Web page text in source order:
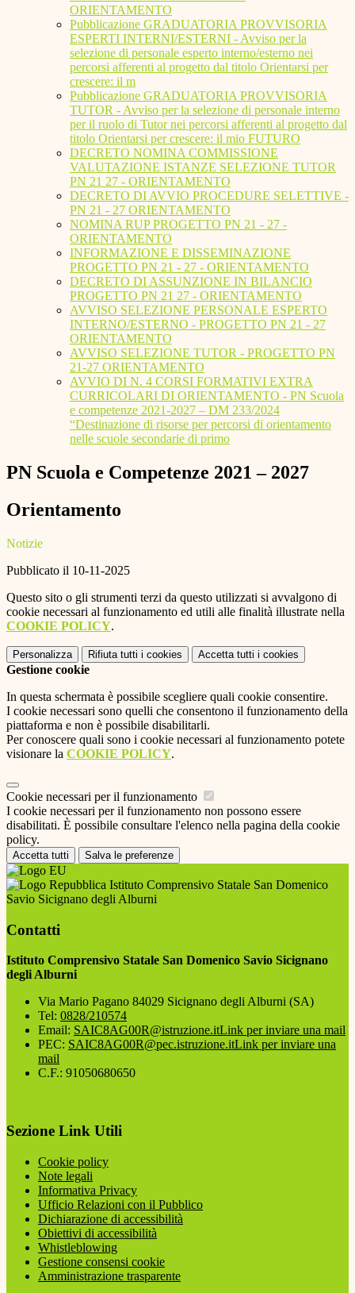
ORIENTAMENTO
Pubblicazione GRADUATORIA PROVVISORIA
ESPERTI INTERNI/ESTERNI - Avviso per la
selezione di personale esperto interno/esterno nei
percorsi afferenti al progetto dal titolo Orientarsi per
crescere: il m
Pubblicazione GRADUATORIA PROVVISORIA
TUTOR - Avviso per la selezione di personale interno
per il ruolo di Tutor nei percorsi afferenti al progetto dal
titolo Orientarsi per crescere: il mio FUTURO
DECRETO NOMINA COMMISSIONE
VALUTAZIONE ISTANZE SELEZIONE TUTOR
PN 21 27 - ORIENTAMENTO
DECRETO DI AVVIO PROCEDURE SELETTIVE -
PN 21 - 27 ORIENTAMENTO
NOMINA RUP PROGETTO PN 21 - 27 -
ORIENTAMENTO
INFORMAZIONE E DISSEMINAZIONE
PROGETTO PN 21 - 27 - ORIENTAMENTO
DECRETO DI ASSUNZIONE IN BILANCIO
PROGETTO PN 21 27 - ORIENTAMENTO
AVVISO SELEZIONE PERSONALE ESPERTO
INTERNO/ESTERNO - PROGETTO PN 21 - 27
ORIENTAMENTO
AVVISO SELEZIONE TUTOR - PROGETTO PN
21-27 ORIENTAMENTO
AVVIO DI N. 4 CORSI FORMATIVI EXTRA
CURRICOLARI DI ORIENTAMENTO - PN Scuola
e competenze 2021-2027 – DM 233/2024
“Destinazione di risorse per percorsi di orientamento
nelle scuole secondarie di primo
PN Scuola e Competenze 2021 – 2027
Orientamento
Notizie
Pubblicato il 10-11-2025
Questo sito o gli strumenti terzi da questo utilizzati si avvalgono di
cookie necessari al funzionamento ed utili alle finalità illustrate nella
COOKIE POLICY.
Personalizza Rifiuta tutti i cookies Accetta tutti i cookies
Gestione cookie
In questa schermata è possibile scegliere quali cookie consentire.
I cookie necessari sono quelli che consentono il funzionamento della
piattaforma e non è possibile disabilitarli.
Per conoscere quali sono i cookie necessari al funzionamento potete
visionare la COOKIE POLICY.
Cookie necessari per il funzionamento
I cookie necessari per il funzionamento non possono essere
disabilitati. È possibile consultare l'elenco nella pagina della cookie
policy.
Accetta tutti Salva le preferenze
Istituto Comprensivo Statale San Domenico
Savio Sicignano degli Alburni
Contatti
Istituto Comprensivo Statale San Domenico Savio Sicignano
degli Alburni
Via Mario Pagano 84029 Sicignano degli Alburni (SA)
Tel: 0828/210574
Email: SAIC8AG00R@istruzione.itLink per inviare una mail
PEC: SAIC8AG00R@pec.istruzione.itLink per inviare una
mail
C.F.: 91050680650
Sezione Link Utili
Cookie policy
Note legali
Informativa Privacy
Ufficio Relazioni con il Pubblico
Dichiarazione di accessibilità
Obiettivi di accessibilità
Whistleblowing
Gestione consensi cookie
Amministrazione trasparente